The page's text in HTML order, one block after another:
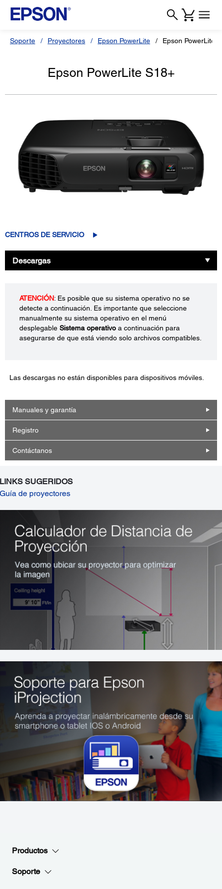
Soporte Proyectores Epson PowerLite Epson PowerLite
Epson PowerLite S18+
CENTROS DE SERVICIO
Descargas
ATENCIÓN: Es posible que su sistema operativo no se
detecte a continuación. Es importante que seleccione
manualmente su sistema operativo en el menú
desplegable Sistema operativo a continuación para
asegurarse de que está viendo solo archivos compatibles.
Las descargas no están disponibles para dispositivos móviles.
Manuales y garantía
Registro
Contáctanos
LINKS SUGERIDOS
Guía de proyectores
Productos
Soporte